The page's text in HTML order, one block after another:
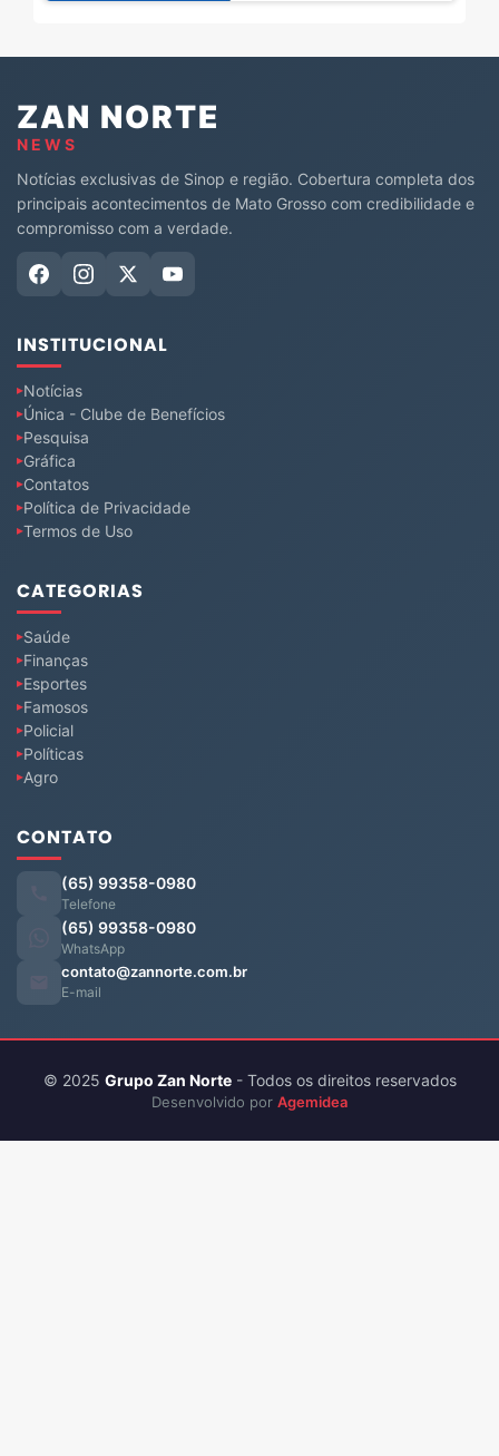
ZAN NORTE
NEWS
Notícias exclusivas de Sinop e região. Cobertura completa dos
principais acontecimentos de Mato Grosso com credibilidade e
compromisso com a verdade.
INSTITUCIONAL
Notícias
Única - Clube de Benefícios
Pesquisa
Gráfica
Contatos
Política de Privacidade
Termos de Uso
CATEGORIAS
Saúde
Finanças
Esportes
Famosos
Policial
Políticas
Agro
CONTATO
(65) 99358-0980
Telefone
(65) 99358-0980
WhatsApp
contato@zannorte.com.br
E-mail
© 2025 Grupo Zan Norte- Todos os direitos reservados
Desenvolvido por Agemidea